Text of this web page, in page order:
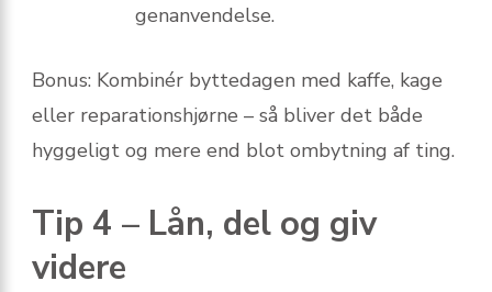
genanvendelse.
Bonus: Kombinér byttedagen med kaffe, kage
eller reparationshjørne – så bliver det både
hyggeligt og mere end blot ombytning af ting.
Tip 4 – Lån, del og giv
videre